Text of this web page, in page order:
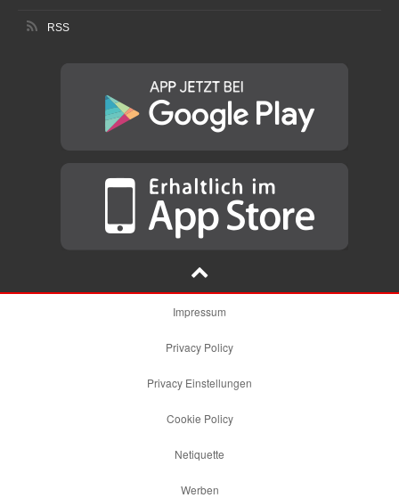
RSS
Impressum
Privacy Policy
Privacy Einstellungen
Cookie Policy
Netiquette
Werben